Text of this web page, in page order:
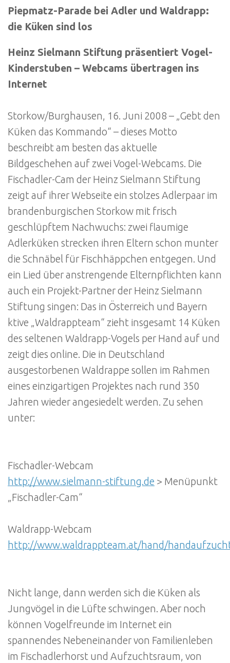
Piepmatz-Parade bei Adler und Waldrapp:
die Küken sind los
Heinz Sielmann Stiftung präsentiert Vogel-
Kinderstuben – Webcams übertragen ins
Internet
Storkow/Burghausen, 16. Juni 2008 – „Gebt den
Küken das Kommando“ – dieses Motto
beschreibt am besten das aktuelle
Bildgeschehen auf zwei Vogel-Webcams. Die
Fischadler-Cam der Heinz Sielmann Stiftung
zeigt auf ihrer Webseite ein stolzes Adlerpaar im
brandenburgischen Storkow mit frisch
geschlüpftem Nachwuchs: zwei flaumige
Adlerküken strecken ihren Eltern schon munter
die Schnäbel für Fischhäppchen entgegen. Und
ein Lied über anstrengende Elternpflichten kann
auch ein Projekt-Partner der Heinz Sielmann
Stiftung singen: Das in Österreich und Bayern
ktive „Waldrappteam“ zieht insgesamt 14 Küken
des seltenen Waldrapp-Vogels per Hand auf und
zeigt dies online. Die in Deutschland
ausgestorbenen Waldrappe sollen im Rahmen
eines einzigartigen Projektes nach rund 350
Jahren wieder angesiedelt werden. Zu sehen
unter:
Fischadler-Webcam
http://www.sielmann-stiftung.de > Menüpunkt
„Fischadler-Cam“
Waldrapp-Webcam
http://www.waldrappteam.at/hand/
Nicht lange, dann werden sich die Küken als
Jungvögel in die Lüfte schwingen. Aber noch
können Vogelfreunde im Internet ein
spannendes Nebeneinander von Familienleben
im Fischadlerhorst und Aufzuchtsraum, von